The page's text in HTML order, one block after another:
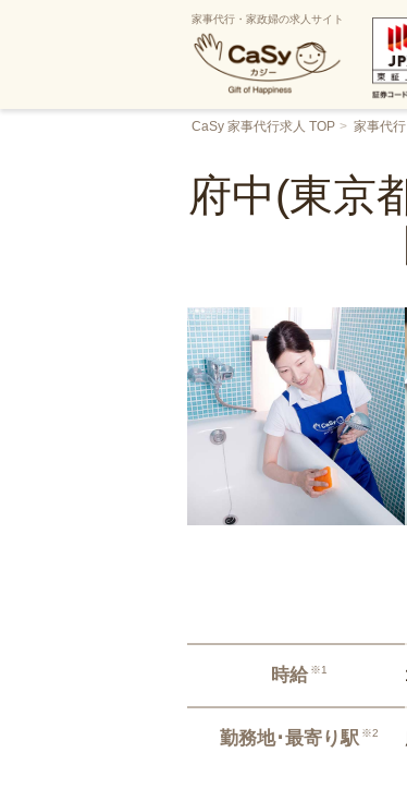
家事代行・家政婦の求人サイト
CaSy 家事代行求人 TOP 家事代
府中(東京
時給 ※1
勤務地･最寄り駅 ※2